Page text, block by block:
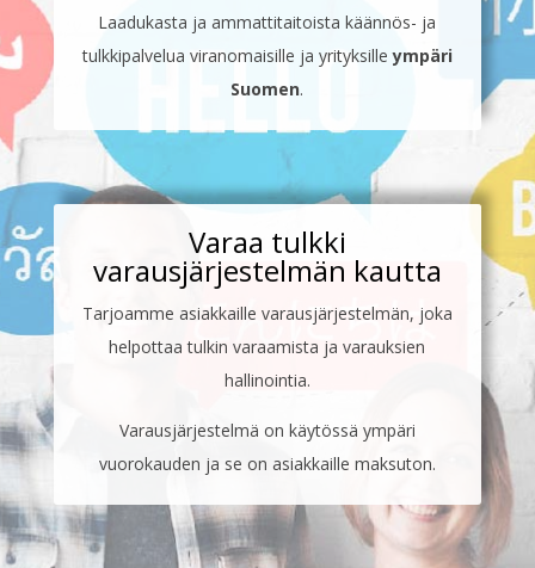
Laadukasta ja ammattitaitoista käännös- ja
tulkkipalvelua viranomaisille ja yrityksilleympäri
Suomen.
Varaa tulkki
varausjärjestelmän kautta
Tarjoamme asiakkaille varausjärjestelmän, joka
helpottaa tulkin varaamista ja varauksien
hallinointia.
Varausjärjestelmä on käytössä ympäri
vuorokauden ja se on asiakkaille maksuton.